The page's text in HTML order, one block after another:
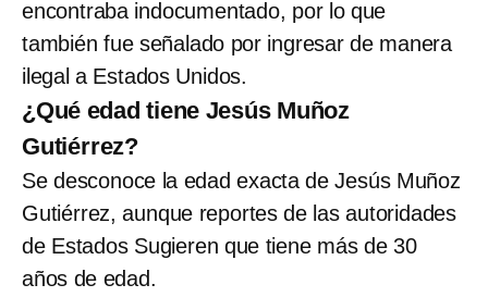
encontraba indocumentado, por lo que
también fue señalado por ingresar de manera
ilegal a Estados Unidos.
¿Qué edad tiene Jesús Muñoz
Gutiérrez?
Se desconoce la edad exacta de Jesús Muñoz
Gutiérrez, aunque reportes de las autoridades
de Estados Sugieren que tiene más de 30
años de edad.